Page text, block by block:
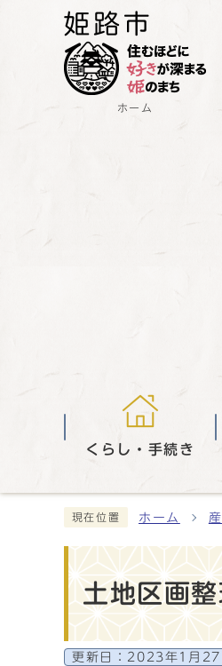
ホーム
くらし・手続き
現在位置 ホーム
土地区画
更新日： 2023年1月27